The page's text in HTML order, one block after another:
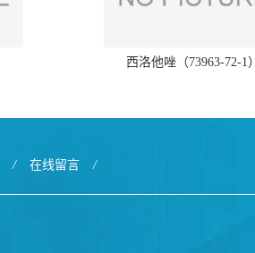
西洛他唑（73963-72-1）
/ 在线留言 /